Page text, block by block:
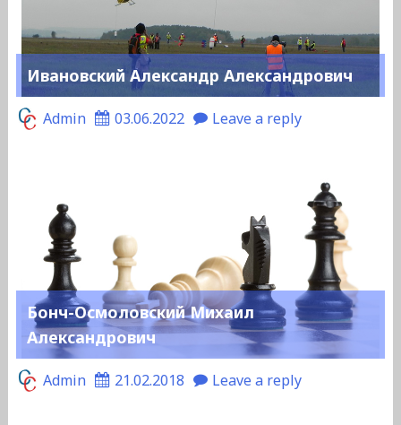
Ивановский Александр Александрович
Admin 03.06.2022 Leave a reply
Бонч-Осмоловский Михаил
Александрович
Admin 21.02.2018 Leave a reply